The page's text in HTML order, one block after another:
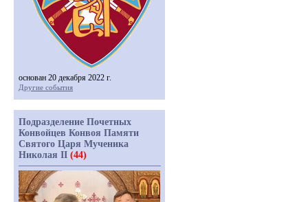
основан 20 декабря 2022 г.
Другие события
Подразделение Почетных
Конвойцев Конвоя Памяти
Святого Царя Мученика
Николая II (44)